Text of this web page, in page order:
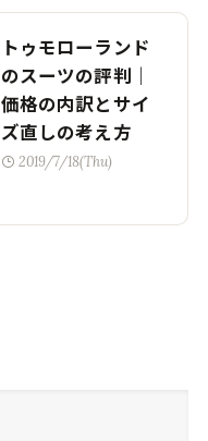
トゥモローランド
のスーツの評判｜
価格の内訳とサイ
ズ直しの考え方
2019/7/18(Thu)